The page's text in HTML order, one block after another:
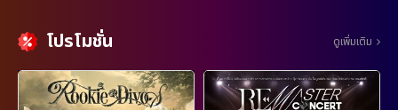
โปรโมชั่น ดูเพิ่มเติม